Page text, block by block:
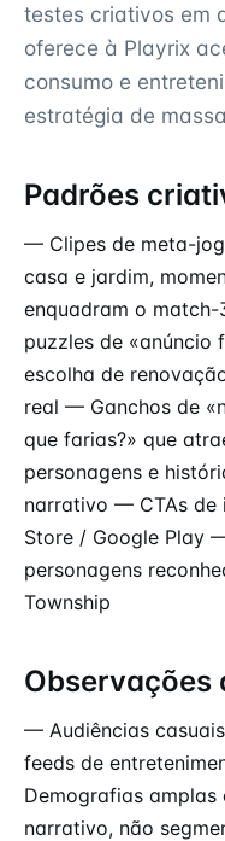
testes criativos em
oferece à Playrix
consumo e
estratégia de
Padrões
— Clipes de meta-
casa e jardim,
enquadram o
puzzles de «anúncio
escolha de
real — Ganchos de
que farias?» que
personagens e
narrativo — CTAs de
Store / Google Play
personagens
Township
Observações
— Audiências
feeds de
Demografias
narrativo, não